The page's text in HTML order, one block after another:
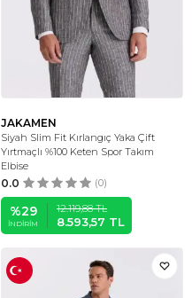
JAKAMEN
Siyah Slim Fit Kırlangıç Yaka Çift
Yırtmaçlı %100 Keten Spor Takım
Elbise
0.0 (0)
%29
İNDIRIM
12.119,88TL
8.593,57 TL